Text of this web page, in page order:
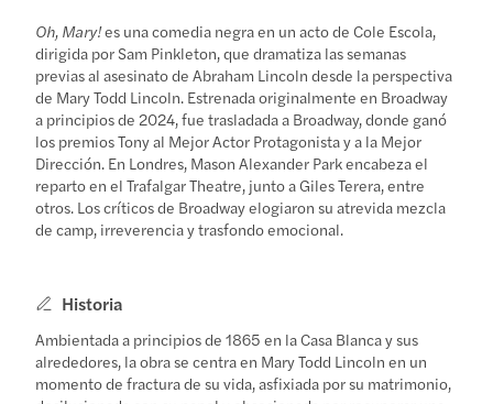
Oh, Mary!es una comedia negra en un acto de Cole Escola,
dirigida por Sam Pinkleton, que dramatiza las semanas
previas al asesinato de Abraham Lincoln desde la perspectiva
de Mary Todd Lincoln. Estrenada originalmente en Broadway
a principios de 2024, fue trasladada a Broadway, donde ganó
los premios Tony al Mejor Actor Protagonista y a la Mejor
Dirección. En Londres, Mason Alexander Park encabeza el
reparto en el Trafalgar Theatre, junto a Giles Terera, entre
otros. Los críticos de Broadway elogiaron su atrevida mezcla
de camp, irreverencia y trasfondo emocional.
Historia
Ambientada a principios de 1865 en la Casa Blanca y sus
alrededores, la obra se centra en Mary Todd Lincoln en un
momento de fractura de su vida, asfixiada por su matrimonio,